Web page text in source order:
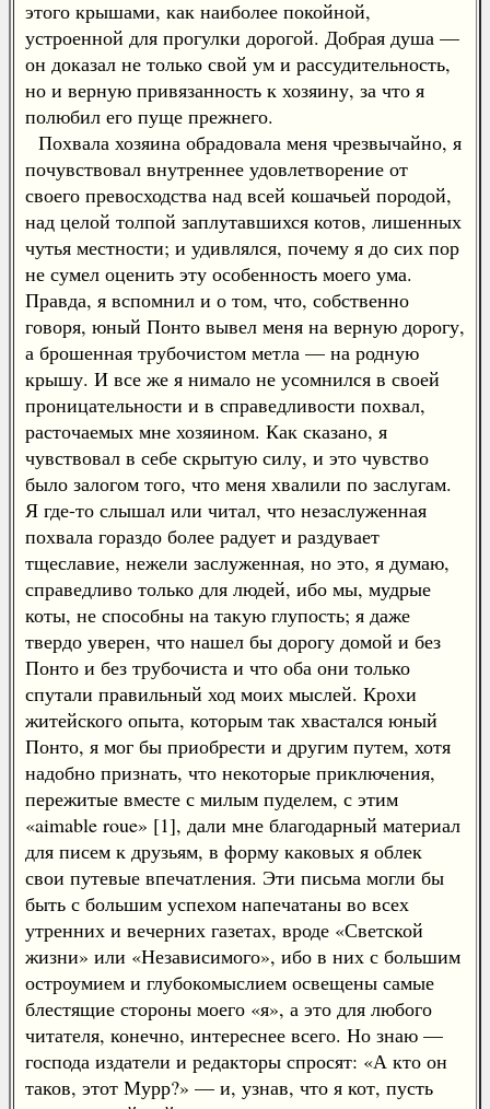
этого крышами, как наиболее покойной,
устроенной для прогулки дорогой. Добрая душа —
он доказал не только свой ум и рассудительность,
но и верную привязанность к хозяину, за что я
полюбил его пуще прежнего.
Похвала хозяина обрадовала меня чрезвычайно, я
почувствовал внутреннее удовлетворение от
своего превосходства над всей кошачьей породой,
над целой толпой заплутавшихся котов, лишенных
чутья местности; и удивлялся, почему я до сих пор
не сумел оценить эту особенность моего ума.
Правда, я вспомнил и о том, что, собственно
говоря, юный Понто вывел меня на верную дорогу,
а брошенная трубочистом метла — на родную
крышу. И все же я нимало не усомнился в своей
проницательности и в справедливости похвал,
расточаемых мне хозяином. Как сказано, я
чувствовал в себе скрытую силу, и это чувство
было залогом того, что меня хвалили по заслугам.
Я где-то слышал или читал, что незаслуженная
похвала гораздо более радует и раздувает
тщеславие, нежели заслуженная, но это, я думаю,
справедливо только для людей, ибо мы, мудрые
коты, не способны на такую глупость; я даже
твердо уверен, что нашел бы дорогу домой и без
Понто и без трубочиста и что оба они только
спутали правильный ход моих мыслей. Крохи
житейского опыта, которым так хвастался юный
Понто, я мог бы приобрести и другим путем, хотя
надобно признать, что некоторые приключения,
пережитые вместе с милым пуделем, с этим
«aimable roue» [1], дали мне благодарный материал
для писем к друзьям, в форму каковых я облек
свои путевые впечатления. Эти письма могли бы
быть с большим успехом напечатаны во всех
утренних и вечерних газетах, вроде «Светской
жизни» или «Независимого», ибо в них с большим
остроумием и глубокомыслием освещены самые
блестящие стороны моего «я», а это для любого
читателя, конечно, интереснее всего. Но знаю —
господа издатели и редакторы спросят: «А кто он
таков, этот Мурр?» — и, узнав, что я кот, пусть